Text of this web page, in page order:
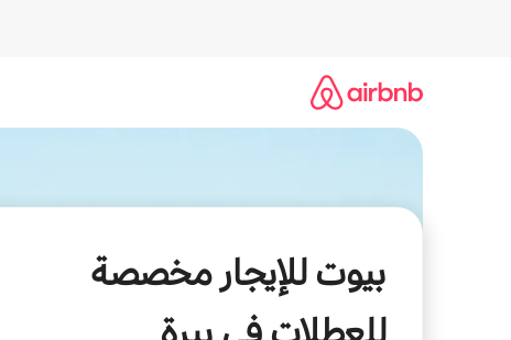
بيوت للإيجار مخصصة